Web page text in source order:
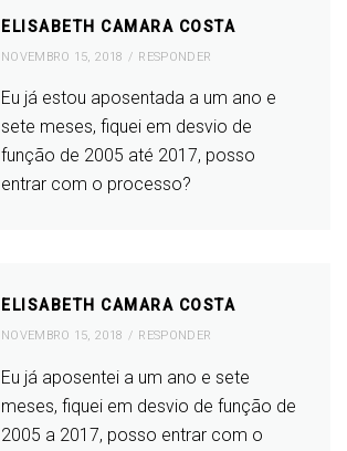
ELISABETH CAMARA COSTA
NOVEMBRO 15, 2018 RESPONDER
Eu já estou aposentada a um ano e
sete meses, fiquei em desvio de
função de 2005 até 2017, posso
entrar com o processo?
ELISABETH CAMARA COSTA
NOVEMBRO 15, 2018 RESPONDER
Eu já aposentei a um ano e sete
meses, fiquei em desvio de função de
2005 a 2017, posso entrar com o